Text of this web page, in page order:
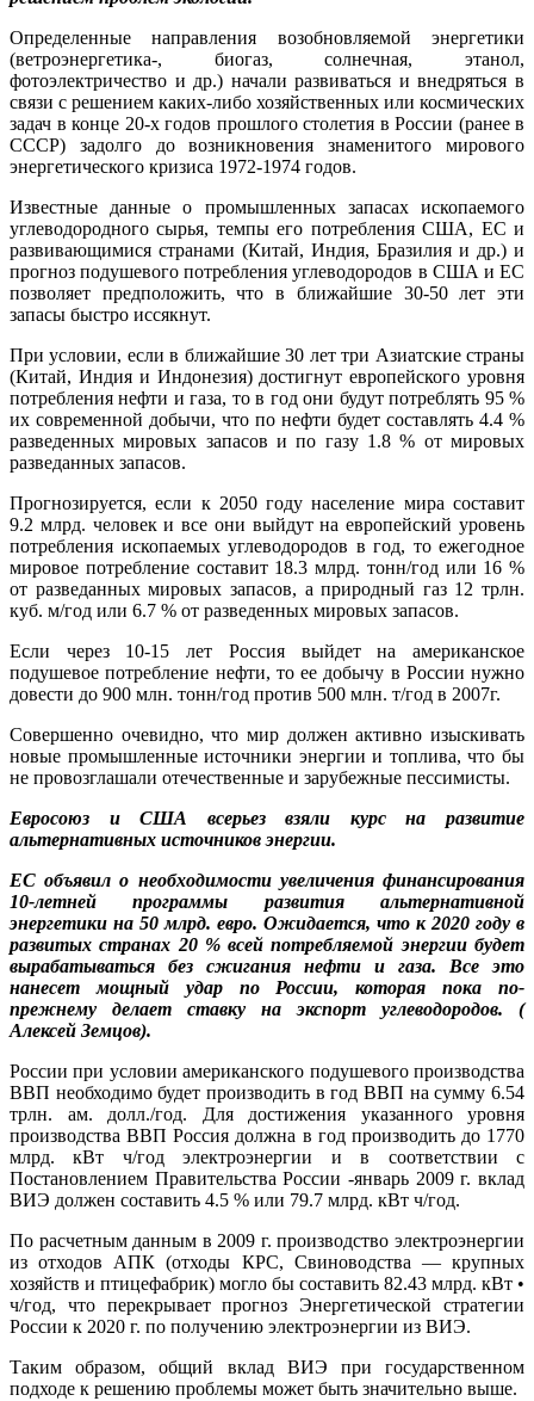
Определенные направления возобновляемой энергетики
(ветроэнергетика-, биогаз, солнечная, этанол,
фотоэлектричество и др.) начали развиваться и внедряться в
связи с решением каких-либо хозяйственных или космических
задач в конце 20-х годов прошлого столетия в России (ранее в
СССР) задолго до возникновения знаменитого мирового
энергетического кризиса 1972-1974 годов.
Известные данные о промышленных запасах ископаемого
углеводородного сырья, темпы его потребления США, ЕС и
развивающимися странами (Китай, Индия, Бразилия и др.) и
прогноз подушевого потребления углеводородов в США и ЕС
позволяет предположить, что в ближайшие 30-50 лет эти
запасы быстро иссякнут.
При условии, если в ближайшие 30 лет три Азиатские страны
(Китай, Индия и Индонезия) достигнут европейского уровня
потребления нефти и газа, то в год они будут потреблять 95 %
их современной добычи, что по нефти будет составлять 4.4 %
разведенных мировых запасов и по газу 1.8 % от мировых
разведанных запасов.
Прогнозируется, если к 2050 году население мира составит
9.2 млрд. человек и все они выйдут на европейский уровень
потребления ископаемых углеводородов в год, то ежегодное
мировое потребление составит 18.3 млрд. тонн/год или 16 %
от разведанных мировых запасов, а природный газ 12 трлн.
куб. м/год или 6.7 % от разведенных мировых запасов.
Если через 10-15 лет Россия выйдет на американское
подушевое потребление нефти, то ее добычу в России нужно
довести до 900 млн. тонн/год против 500 млн. т/год в 2007г.
Совершенно очевидно, что мир должен активно изыскивать
новые промышленные источники энергии и топлива, что бы
не провозглашали отечественные и зарубежные пессимисты.
Евросоюз и США всерьез взяли курс на развитие
альтернативных источников энергии.
ЕС объявил о необходимости увеличения финансирования
10-летней программы развития альтернативной
энергетики на 50 млрд. евро. Ожидается, что к 2020 году в
развитых странах 20 % всей потребляемой энергии будет
вырабатываться без сжигания нефти и газа. Все это
нанесет мощный удар по России, которая пока по-
прежнему делает ставку на экспорт углеводородов. (
Алексей Земцов).
России при условии американского подушевого производства
ВВП необходимо будет производить в год ВВП на сумму 6.54
трлн. ам. долл./год. Для достижения указанного уровня
производства ВВП Россия должна в год производить до 1770
млрд. кВт ч/год электроэнергии и в соответствии с
Постановлением Правительства России -январь 2009 г. вклад
ВИЭ должен составить 4.5 % или 79.7 млрд. кВт ч/год.
По расчетным данным в 2009 г. производство электроэнергии
из отходов АПК (отходы КРС, Свиноводства — крупных
хозяйств и птицефабрик) могло бы составить 82.43 млрд. кВт •
ч/год, что перекрывает прогноз Энергетической стратегии
России к 2020 г. по получению электроэнергии из ВИЭ.
Таким образом, общий вклад ВИЭ при государственном
подходе к решению проблемы может быть значительно выше.